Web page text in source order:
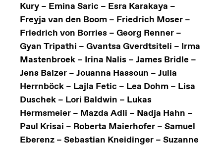
Kury – Emina Saric – Esra Karakaya –
Freyja van den Boom – Friedrich Moser –
Friedrich von Borries – Georg Renner –
Gyan Tripathi – Gvantsa Gverdtsiteli – Irma
Mastenbroek – Irina Nalis – James Bridle –
Jens Balzer – Jouanna Hassoun – Julia
Herrnböck – Lajla Fetic – Lea Dohm – Lisa
Duschek – Lori Baldwin – Lukas
Hermsmeier – Mazda Adli – Nadja Hahn –
Paul Krisai – Roberta Maierhofer – Samuel
Eberenz – Sebastian Kneidinger – Suzanne